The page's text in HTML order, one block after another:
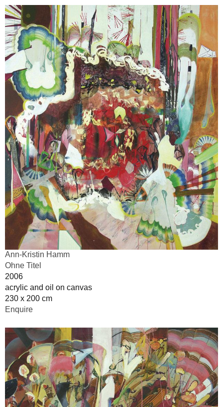
Ann-Kristin Hamm
Ohne Titel
2006
acrylic and oil on canvas
230 x 200 cm
Enquire